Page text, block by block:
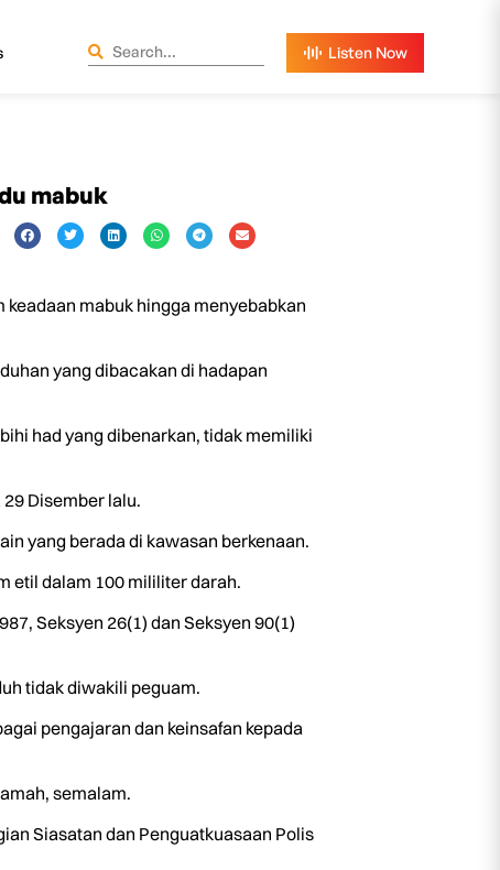
mabuk
mabuk hingga menyebabkan
yang dibacakan di hadapan
had yang dibenarkan, tidak memiliki
Disember lalu.
yang berada di kawasan berkenaan.
etil dalam 100 mililiter darah.
Seksyen 26(1) dan Seksyen 90(1)
tidak diwakili peguam.
pengajaran dan keinsafan kepada
semalam.
Siasatan dan Penguatkuasaan Polis